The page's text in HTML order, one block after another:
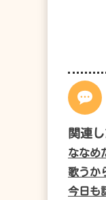
関連
ななめ
歌うか
今日も